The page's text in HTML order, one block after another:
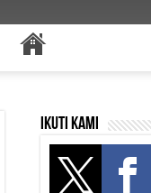
Ikuti kami